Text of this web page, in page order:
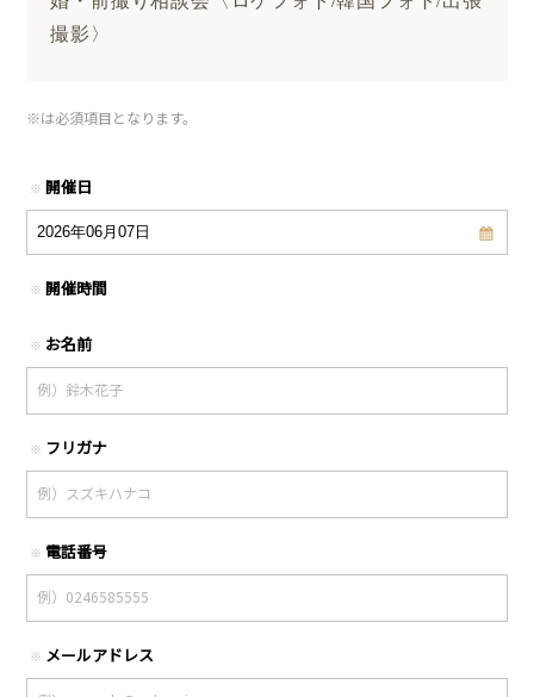
撮影〉
※は必須項目となります。
※ 開催日
※ 開催時間
※ お名前
※ フリガナ
※ 電話番号
※ メールアドレス